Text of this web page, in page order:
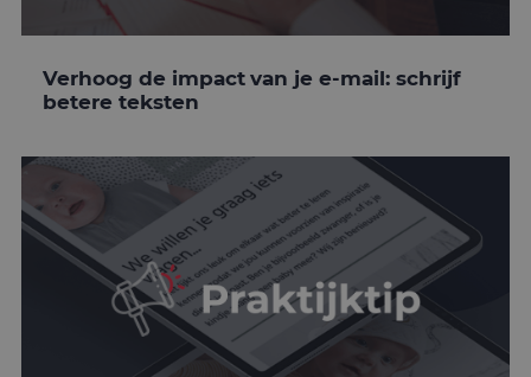
Verhoog de impact van je e-mail: schrijf
betere teksten